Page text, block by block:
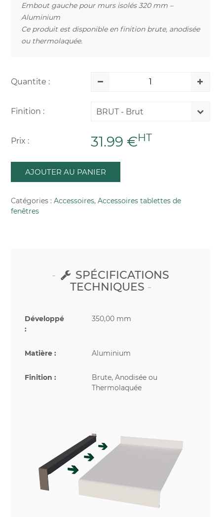
Embout gauche pour murs isolés 320 mm –
Aluminium
Ce produit est disponible en finition brute, anodisée
ou thermolaquée.
Quantite :
Finition : BRUT - Brut
Prix : 31.99 €HT
AJOUTER AU PANIER
Catégories : Accessoires, Accessoires tablettes de
fenêtres
SPÉCIFICATIONS
TECHNIQUES
Développé
:
350,00 mm
Matière : Aluminium
Finition :
Brute, Anodisée ou
Thermolaquée